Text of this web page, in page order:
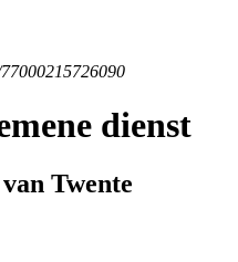
dienst
Twente